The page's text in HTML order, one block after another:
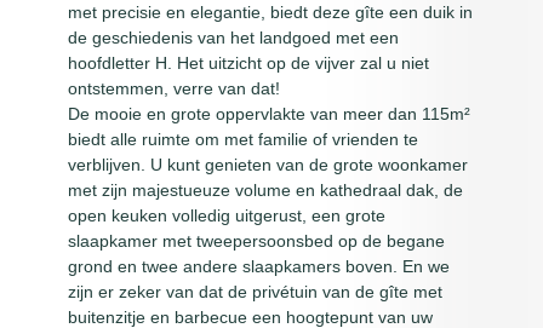
met precisie en elegantie, biedt deze gîte een duik in
de geschiedenis van het landgoed met een
hoofdletter H. Het uitzicht op de vijver zal u niet
ontstemmen, verre van dat!
De mooie en grote oppervlakte van meer dan 115m²
biedt alle ruimte om met familie of vrienden te
verblijven. U kunt genieten van de grote woonkamer
met zijn majestueuze volume en kathedraal dak, de
open keuken volledig uitgerust, een grote
slaapkamer met tweepersoonsbed op de begane
grond en twee andere slaapkamers boven. En we
zijn er zeker van dat de privétuin van de gîte met
buitenzitje en barbecue een hoogtepunt van uw